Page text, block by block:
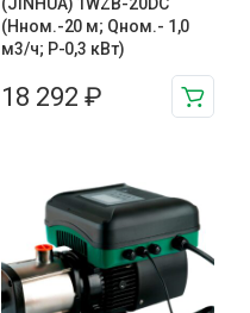
(Hном.-20 м; Qном.- 1,0
м3/ч; P-0,3 кВт)
18 292 ₽